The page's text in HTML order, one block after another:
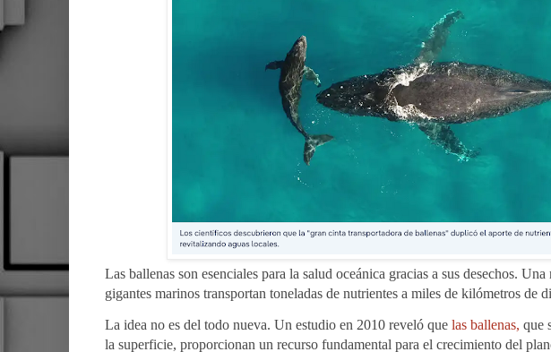
Las ballenas son esenciales para la salud oceánica gracias a sus desechos.
gigantes marinos transportan toneladas de nutrientes a miles de kilómetros de
La idea no es del todo nueva. Un estudio en 2010 reveló que las ballenas, que
la superficie, proporcionan un recurso fundamental para el crecimiento del